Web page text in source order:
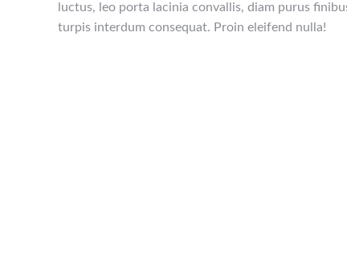
luctus, leo porta lacinia convallis, diam purus
turpis interdum consequat. Proin eleifend nulla!